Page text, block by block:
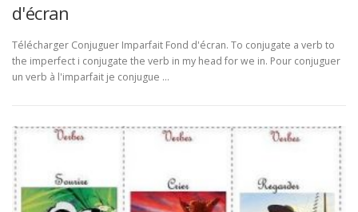
d'écran
Télécharger Conjuguer Imparfait Fond d'écran. To conjugate a verb to
the imperfect i conjugate the verb in my head for we in. Pour conjuguer
un verb à l'imparfait je conjugue …